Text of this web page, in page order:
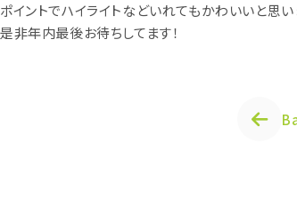
ポイントでハイライトなどいれてもかわいいと思い
是非年内最後お待ちしてます！